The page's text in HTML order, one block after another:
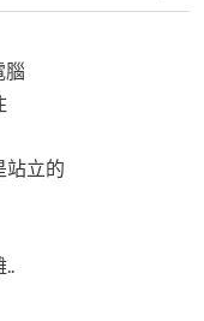
腦
站立的
..